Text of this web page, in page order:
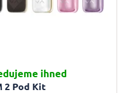
2 Pod Kit
ihned